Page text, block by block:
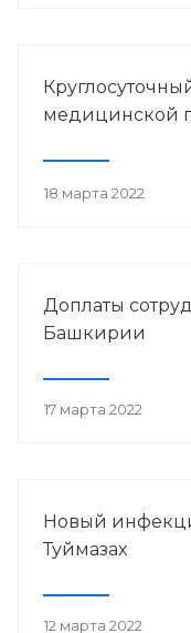
медицинской
18 марта 2022
Доплаты
Башкирии
17 марта 2022
Новый
Туймазах
12 марта 2022